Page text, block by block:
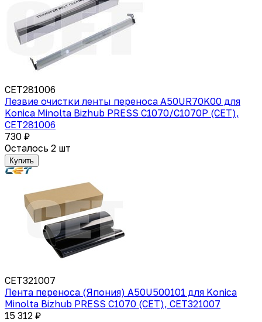
CET281006
Лезвие очистки ленты переноса A50UR70K00 для
Konica Minolta Bizhub PRESS C1070/C1070P (CET),
CET281006
730 ₽
Осталось 2 шт
Купить
CET321007
Лента переноса (Япония) A50U500101 для Konica
Minolta Bizhub PRESS C1070 (CET), CET321007
15 312 ₽